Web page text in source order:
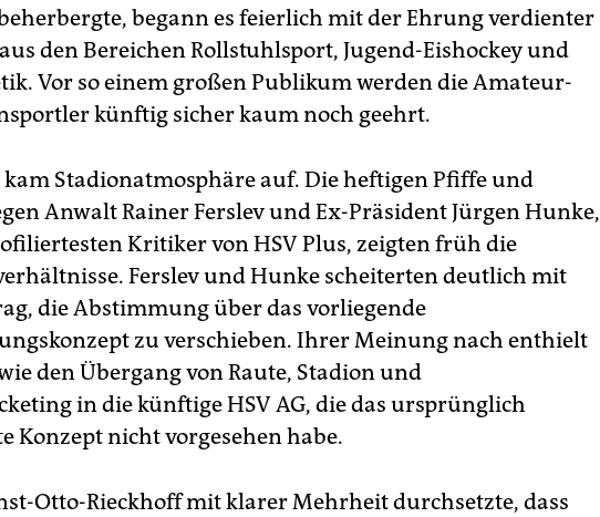
begann es feierlich mit der Ehrung verdienter
den Bereichen Rollstuhlsport, Jugend-Eishockey und
Vor so einem großen Publikum werden die Amateur-
künftig sicher kaum noch geehrt.
Stadionatmosphäre auf. Die heftigen Pfiffe und
Anwalt Rainer Ferslev und Ex-Präsident Jürgen Hunke,
Kritiker von HSV Plus, zeigten früh die
Ferslev und Hunke scheiterten deutlich mit
die Abstimmung über das vorliegende
zu verschieben. Ihrer Meinung nach enthielt
den Übergang von Raute, Stadion und
in die künftige HSV AG, die das ursprünglich
Konzept nicht vorgesehen habe.
Otto-Rieckhoff mit klarer Mehrheit durchsetzte, dass